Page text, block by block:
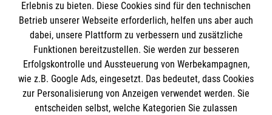
Besonders wichtig: Finger und Daumenkuppen,
Handinnenflächen und Fingerzwischenräume
müssen mit Desinfektionsmittel benetzt sein.
Erlebnis zu bieten. Diese Cookies sind für den technischen
Betrieb unserer Webseite erforderlich, helfen uns aber auch
dabei, unsere Plattform zu verbessern und zusätzliche
Funktionen bereitzustellen. Sie werden zur besseren
Erfolgskontrolle und Aussteuerung von Werbekampagnen,
wie z.B. Google Ads, eingesetzt. Das bedeutet, dass Cookies
zur Personalisierung von Anzeigen verwendet werden. Sie
entscheiden selbst, welche Kategorien Sie zulassen